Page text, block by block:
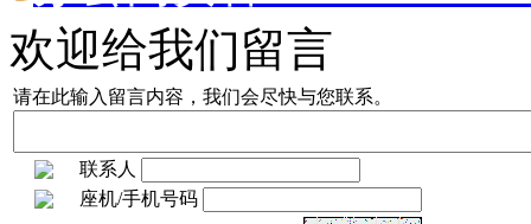
欢迎给我们留言
请在此输入留言内容，我们会尽快与您联系。
联系人
座机/手机号码